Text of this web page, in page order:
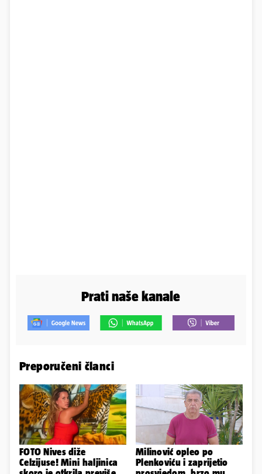
Prati naše kanale
Preporučeni članci
FOTO Nives diže
Celzijuse! Mini haljinica
Milinović opleo po
Plenkoviću i zaprijetio